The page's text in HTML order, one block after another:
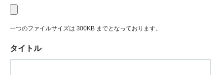
一つのファイルサイズは 300KB までとなっております。
タイトル